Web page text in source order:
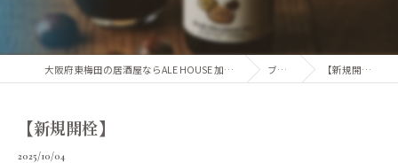
大阪府東梅田の居酒屋ならALE HOUSE 加美屋 ブログ 【新規開栓】
【新規開栓】
2025/10/04